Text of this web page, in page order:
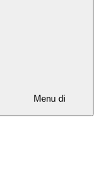
Menu di